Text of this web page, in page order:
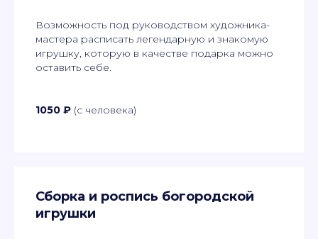
Возможность под руководством художника-
мастера расписать легендарную и знакомую
игрушку, которую в качестве подарка можно
оставить себе.
1050 ₽ (с человека)
Сборка и роспись богородской
игрушки